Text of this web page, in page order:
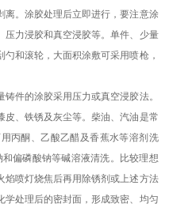
离。涂胶处理后立即进行，要注意涂
压力浸胶和真空浸胶等。单件、少量
和滚轮，大面积涂敷可采用喷枪，
件的涂胶采用压力或真空浸胶法。
皮、铁锈及灰尘等。柴油、汽油是常
丙酮、乙酸乙醋及香蕉水等溶剂洗
偏磷酸钠等碱溶液清洗。比较理想
焰喷灯烧焦后再用除锈剂或上述方法
学处理后的密封面，形成致密、均匀